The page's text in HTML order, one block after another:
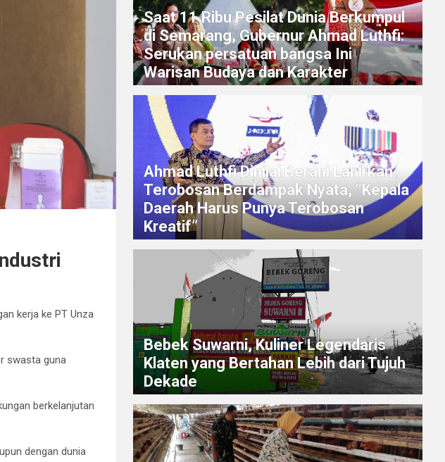
kerja ke PT Unza
swasta guna
berkelanjutan
dengan dunia
Saat 11 Ribu Pesilat Dunia Berkumpul
di Semarang, Gubernur Ahmad Luthfi:
Serukan persatuan bangsa Ini
Warisan Budaya dan Karakter
Ahmad Luthfi Dinilai Berani Lahirkan
Terobosan Berdampak Nyata, “Kepala
Daerah Harus Punya Terobosan
Kreatif”
Bebek Suwarni, Kuliner Legendaris
Klaten yang Bertahan Lebih dari Tujuh
Dekade